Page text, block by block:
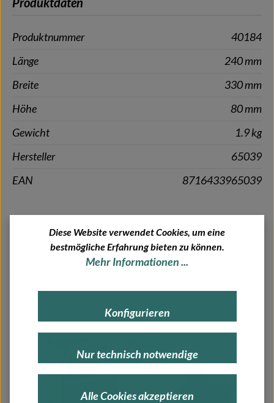
Produktnummer
40184
Länge
240 mm
Breite
330 mm
Höhe
80 mm
Gewicht
1.9 kg
Hersteller
65039
EAN
8716433965039
Diese Website verwendet Cookies, um eine
bestmögliche Erfahrung bieten zu können.
Mehr Informationen ...
Alle Cookies akzeptieren
Konfigurieren
Nur technisch notwendige